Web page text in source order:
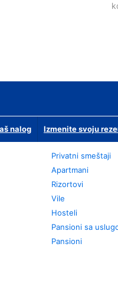
nalog Izmenite svoju
Privatni smeštaji
Apartmani
Rizortovi
Vile
Hosteli
Pansioni sa
Pansioni